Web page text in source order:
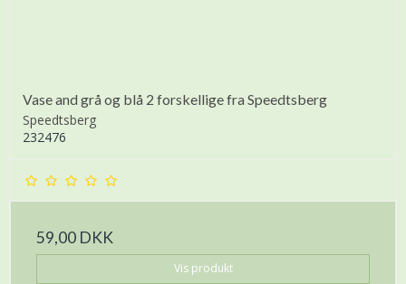
Vase and grå og blå 2 forskellige fra Speedtsberg
Speedtsberg
232476
59,00 DKK
Vis produkt